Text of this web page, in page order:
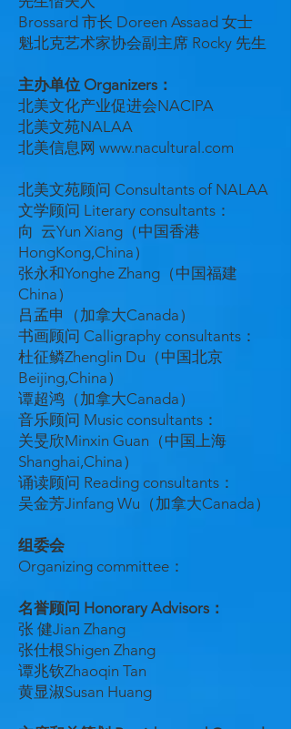
Brossard 市长 Doreen Assaad 女士
魁北克艺术家协会副主席 Rocky 先生
主办单位 Organizers：
北美文化产业促进会NACIPA
北美文苑NALAA
北美信息网 www.nacultural.com
北美文苑顾问 Consultants of NALAA
文学顾问 Literary consultants：
向 云Yun Xiang（中国香港
HongKong,China）
张永和Yonghe Zhang（中国福建
China）
吕孟申（加拿大Canada）
书画顾问 Calligraphy consultants：
杜征鳞Zhenglin Du（中国北京
Beijing,China）
谭超鸿（加拿大Canada）
音乐顾问 Music consultants：
关旻欣Minxin Guan（中国上海
Shanghai,China）
诵读顾问 Reading consultants：
吴金芳Jinfang Wu（加拿大Canada）
组委会
Organizing committee：
名誉顾问 Honorary Advisors：
张 健Jian Zhang
张仕根Shigen Zhang
谭兆钦Zhaoqin Tan
黄显淑Susan Huang